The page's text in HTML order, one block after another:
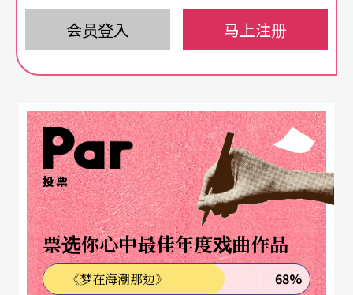
近年来，曾宇谦陆续于各大国际大赛获奖、受邀演
出、灌录专辑，从一位神童逐渐成长为一位成熟的
年大礼，首次站在国家音乐厅接受独奏会的考验。
对小提琴独奏会而言，比起百人席位的国家演奏
厅，千人席位的国家音乐厅确实更具难度，但也更
能突显曾宇谦的国际级演奏魅力。
曾宇谦的魅力绝不仅在于他是「台湾之光」或是
「音乐神童」，其对于音乐内涵的独立思考，更是
会员登入 马上注册
投票
票选你心中最佳年度戏曲作品
《梦在海潮那边》 68%